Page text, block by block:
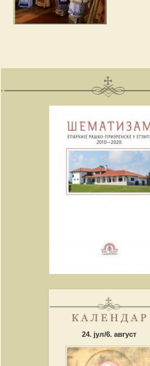
24. јул/6. август